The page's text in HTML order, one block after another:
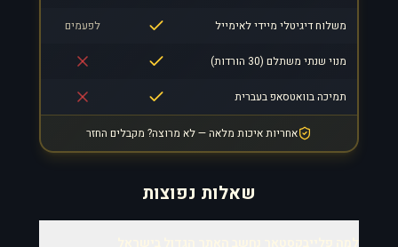
משלוח דיגיטלי מיידי לאימייל לפעמים
מנוי שנתי משתלם (30 הורדות)
תמיכה בוואטסאפ בעברית
אחריות איכות מלאה — לא מרוצה? מקבלים החזר
שאלות נפוצות